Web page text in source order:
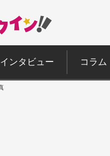
インタビュー コラム